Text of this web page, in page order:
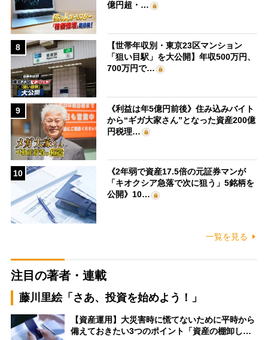
億円超・…
8
【世帯年収別・東京23区マンション
「狙い目駅」を大公開】年収500万円、
700万円で…
9
《利益は年5億円前後》住み込みバイト
から“ギガ大家さん”となった資産200億
円税理…
10
《2年弱で資産17.5倍の元証券マンが
「キオクシア急落で次に狙う」5銘柄を
公開》10…
一覧を見る
注目の著者・連載
藤川里絵「さあ、投資を始めよう！」
【資産運用】大災害時に慌てないために平時から
備えておきたい3つのポイント「資産の棚卸し…